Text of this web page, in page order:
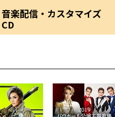
音楽配信・カスタマイズ
CD